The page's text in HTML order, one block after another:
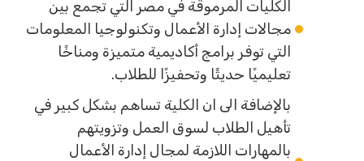
الكليات المرموقة في مصر التي تجمع بين
مجالات إدارة الأعمال وتكنولوجيا المعلومات
التي توفر برامج أكاديمية متميزة ومناخًا
تعليميًا حديثًا وتحفيزًا للطلاب.
بالإضافة الى ان الكلية تساهم بشكل كبير في
تأهيل الطلاب لسوق العمل وتزويتهم
بالمهارات اللازمة لمجال إدارة الأعمال